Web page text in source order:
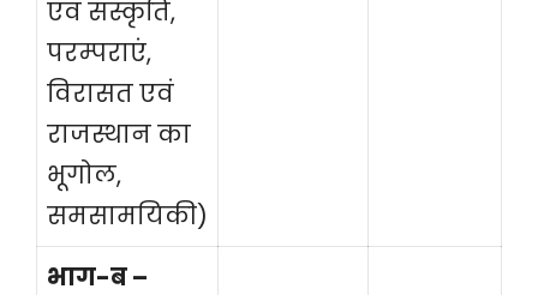
एवं संस्कृति,
परम्पराएं,
विरासत एवं
राजस्थान का
भूगोल,
समसामयिकी)
भाग-ब –